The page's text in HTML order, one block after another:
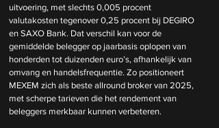
uitvoering, met slechts 0,005 procent
valutakosten tegenover 0,25 procent bij DEGIRO
en SAXO Bank. Dat verschil kan voor de
gemiddelde belegger op jaarbasis oplopen van
honderden tot duizenden euro’s, afhankelijk van
omvang en handelsfrequentie. Zo positioneert
MEXEM zich als beste allround broker van 2025,
met scherpe tarieven die het rendement van
beleggers merkbaar kunnen verbeteren.